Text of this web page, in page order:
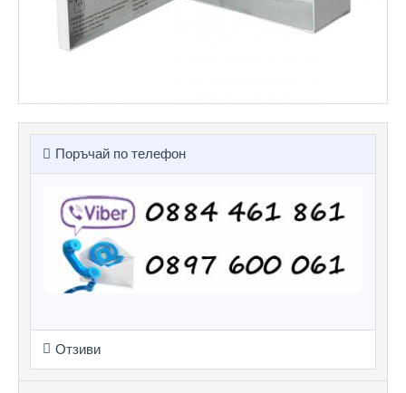
Поръчай по телефон
Отзиви